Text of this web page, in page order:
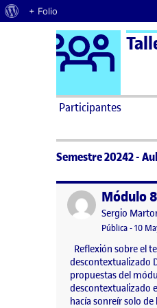
Acerca de WordPress
+ Folio
Saltar al contenido Logo
Participantes
Semestre 20242 -
Publicado por
Publicado por
Sergio
Visibilidad:
Pública-10
Reflexión sobre el
descontextualizado
propuestas del
descontextualizado
hacía sonreír solo de